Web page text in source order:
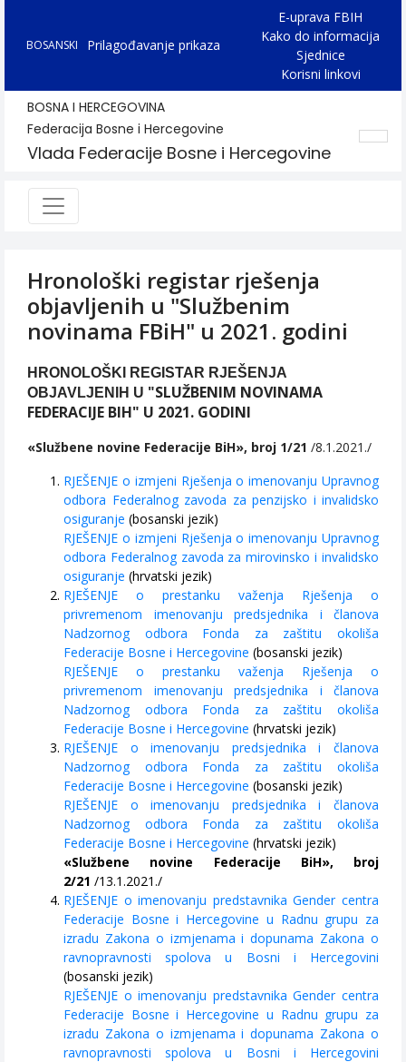
BOSANSKI Prilagođavanje prikaza
E-uprava FBIH
Kako do informacija
Sjednice
Korisni linkovi
BOSNA I HERCEGOVINA
Federacija Bosne i Hercegovine
Vlada Federacije Bosne i Hercegovine
Hronološki registar rješenja
objavljenih u "Službenim
novinama FBiH" u 2021. godini
HRONOLOŠKI REGISTAR RJEŠENJA
OBJAVLJENIH U "SLUŽBENIM NOVINAMA
FEDERACIJE BIH" U 2021. GODINI
«Službene novine Federacije BiH», broj 1/21 /8.1.2021./
RJEŠENJE o izmjeni Rješenja o imenovanju Upravnog
odbora Federalnog zavoda za penzijsko i invalidsko
osiguranje (bosanski jezik)
RJEŠENJE o izmjeni Rješenja o imenovanju Upravnog
odbora Federalnog zavoda za mirovinsko i invalidsko
osiguranje (hrvatski jezik)
RJEŠENJE o prestanku važenja Rješenja o
privremenom imenovanju predsjednika i članova
Nadzornog odbora Fonda za zaštitu okoliša
Federacije Bosne i Hercegovine (bosanski jezik)
RJEŠENJE o prestanku važenja Rješenja o
privremenom imenovanju predsjednika i članova
Nadzornog odbora Fonda za zaštitu okoliša
Federacije Bosne i Hercegovine (hrvatski jezik)
RJEŠENJE o imenovanju predsjednika i članova
Nadzornog odbora Fonda za zaštitu okoliša
Federacije Bosne i Hercegovine (bosanski jezik)
RJEŠENJE o imenovanju predsjednika i članova
Nadzornog odbora Fonda za zaštitu okoliša
Federacije Bosne i Hercegovine (hrvatski jezik)
«Službene novine Federacije BiH», broj
2/21 /13.1.2021./
RJEŠENJE o imenovanju predstavnika Gender centra
Federacije Bosne i Hercegovine u Radnu grupu za
izradu Zakona o izmjenama i dopunama Zakona o
ravnopravnosti spolova u Bosni i Hercegovini
(bosanski jezik)
RJEŠENJE o imenovanju predstavnika Gender centra
Federacije Bosne i Hercegovine u Radnu grupu za
izradu Zakona o izmjenama i dopunama Zakona o
ravnopravnosti spolova u Bosni i Hercegovini